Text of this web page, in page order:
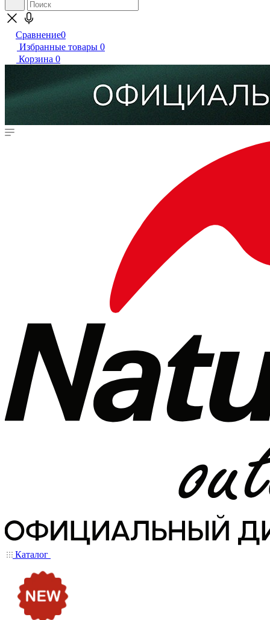
Сравнение0
Избранные товары 0
Корзина 0
Каталог